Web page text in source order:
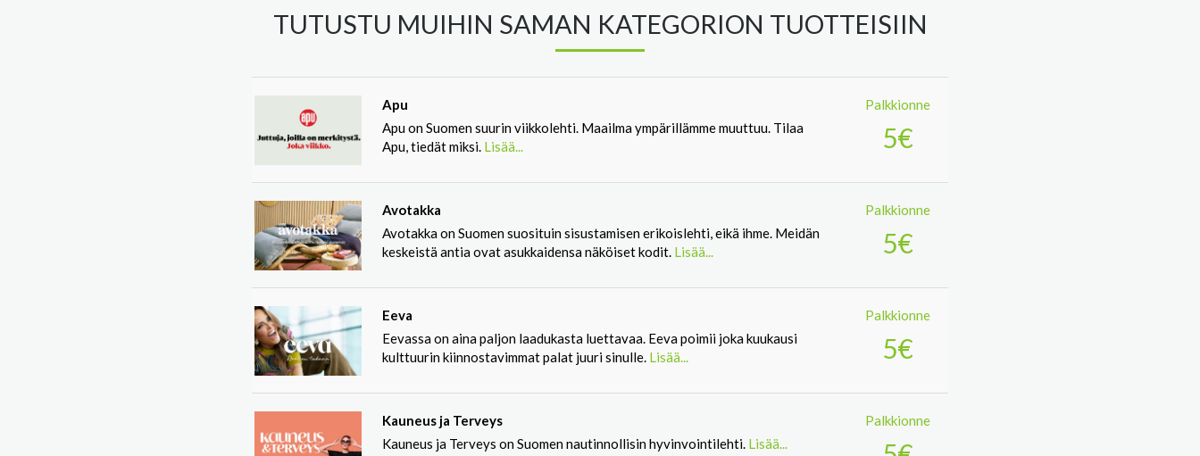
TUTUSTU MUIHIN SAMAN KATEGORION TUOTTEISIIN
Apu
Apu on Suomen suurin viikkolehti. Maailma ympärillämme muuttuu. Tilaa
Apu, tiedät miksi. Lisää...
Palkkionne
5€
Avotakka
Avotakka on Suomen suosituin sisustamisen erikoislehti, eikä ihme. Meidän
keskeistä antia ovat asukkaidensa näköiset kodit. Lisää...
Palkkionne
5€
Eeva
Eevassa on aina paljon laadukasta luettavaa. Eeva poimii joka kuukausi
kulttuurin kiinnostavimmat palat juuri sinulle. Lisää...
Palkkionne
5€
Kauneus ja Terveys
Kauneus ja Terveys on Suomen nautinnollisin hyvinvointilehti. Lisää...
Palkkionne